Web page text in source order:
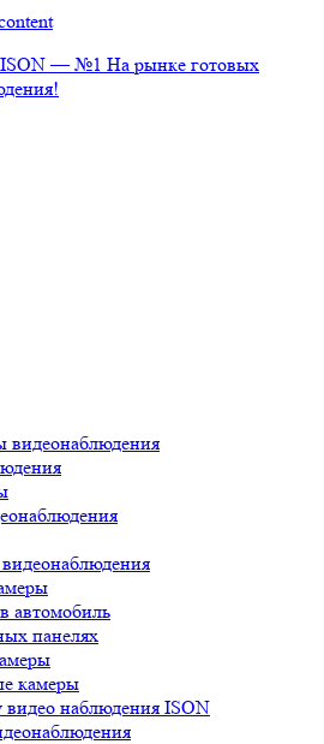
— №1 На рынке готовых
видеонаблюдения
автомобиль
панелях
камеры
видео наблюдения ISON